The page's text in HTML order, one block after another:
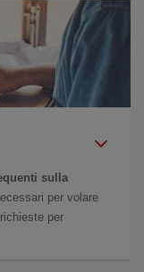
sulla
per volare
per